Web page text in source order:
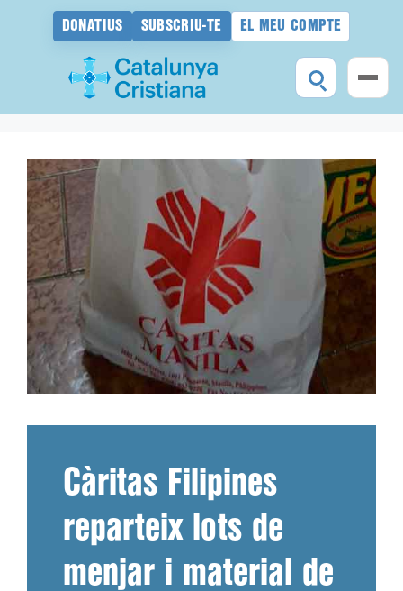
DONATIUS SUBSCRIU-TE EL MEU COMPTE
contingut
Càritas Filipines
reparteix lots de
menjar i material de